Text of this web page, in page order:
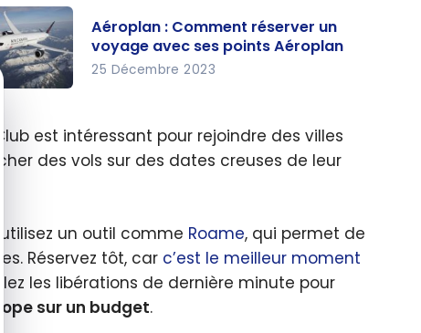
le bandeau des cookies
meilleurs
Aeroplan?
Comment
réserver
avec ses
points
Aéroplan
Aéroplan : Comment réserver un
voyage avec ses points Aéroplan
25 Décembre 2023
est intéressant pour rejoindre des villes
des vols sur des dates creuses de leur
un outil comme Roame, qui permet de
Réservez tôt, car c’est le meilleur moment
les libérations de dernière minute pour
sur un budget.